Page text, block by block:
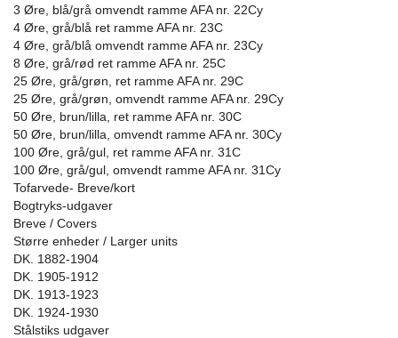
3 Øre, blå/grå omvendt ramme AFA nr. 22Cy
4 Øre, grå/blå ret ramme AFA nr. 23C
4 Øre, grå/blå omvendt ramme AFA nr. 23Cy
8 Øre, grå/rød ret ramme AFA nr. 25C
25 Øre, grå/grøn, ret ramme AFA nr. 29C
25 Øre, grå/grøn, omvendt ramme AFA nr. 29Cy
50 Øre, brun/lilla, ret ramme AFA nr. 30C
50 Øre, brun/lilla, omvendt ramme AFA nr. 30Cy
100 Øre, grå/gul, ret ramme AFA nr. 31C
100 Øre, grå/gul, omvendt ramme AFA nr. 31Cy
Tofarvede- Breve/kort
Bogtryks-udgaver
Breve / Covers
Større enheder / Larger units
DK. 1882-1904
DK. 1905-1912
DK. 1913-1923
DK. 1924-1930
Stålstiks udgaver